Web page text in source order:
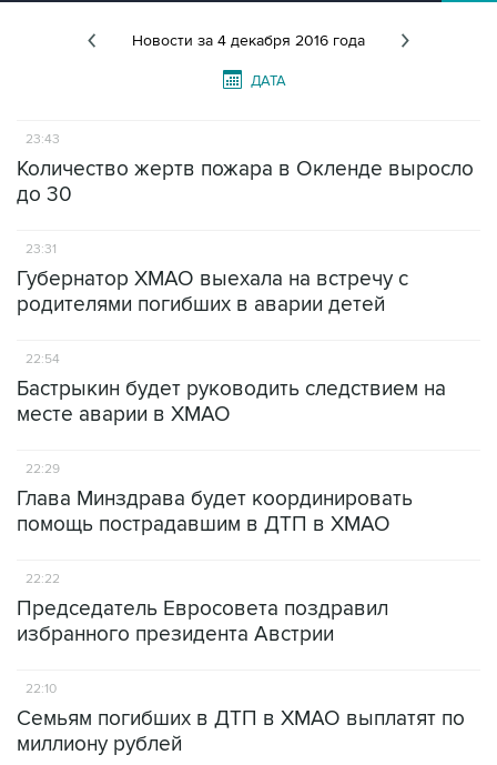
Новости за 4 декабря 2016 года
ДАТА
23:43
Количество жертв пожара в Окленде выросло
до 30
23:31
Губернатор ХМАО выехала на встречу с
родителями погибших в аварии детей
22:54
Бастрыкин будет руководить следствием на
месте аварии в ХМАО
22:29
Глава Минздрава будет координировать
помощь пострадавшим в ДТП в ХМАО
22:22
Председатель Евросовета поздравил
избранного президента Австрии
22:10
Семьям погибших в ДТП в ХМАО выплатят по
миллиону рублей